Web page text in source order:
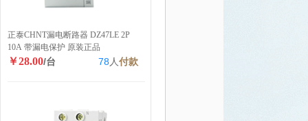
正泰CHNT漏电断路器 DZ47LE 2P
10A 带漏电保护 原装正品
￥28.00/台 78 人付款